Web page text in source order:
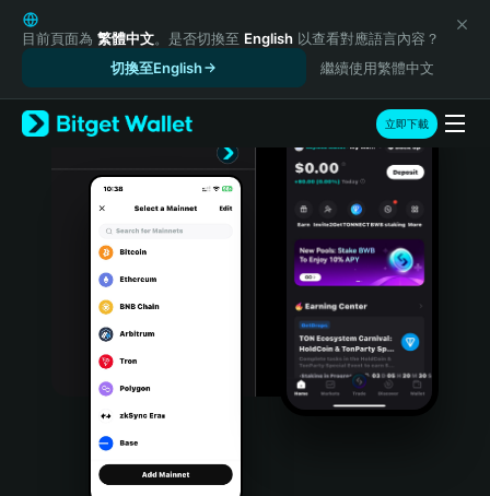
English
日本語
Русский
Español (Latinoamérica)
Türkçe
Português (Portugal)
Bahasa Indonesia
Português (Brasil)
Español (Argentina)
目前頁面為 繁體中文。是否切換至 English 以查看對應語言內容？
切換至English
繼續使用繁體中文
立即下載